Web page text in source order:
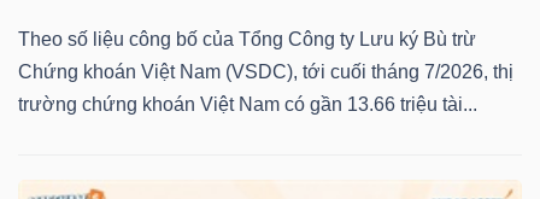
Theo số liệu công bố của Tổng Công ty Lưu ký Bù trừ
Chứng khoán Việt Nam (VSDC), tới cuối tháng 7/2026, thị
trường chứng khoán Việt Nam có gần 13.66 triệu tài...